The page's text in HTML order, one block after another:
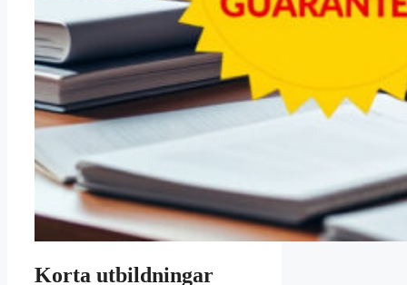
Korta utbildningar